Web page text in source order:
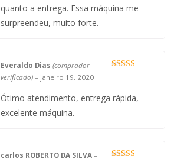
quanto a entrega. Essa máquina me
surpreendeu, muito forte.
Everaldo Dias (comprador
verificado) – janeiro 19, 2020
Ótimo atendimento, entrega rápida,
excelente máquina.
carlos ROBERTO DA SILVA –